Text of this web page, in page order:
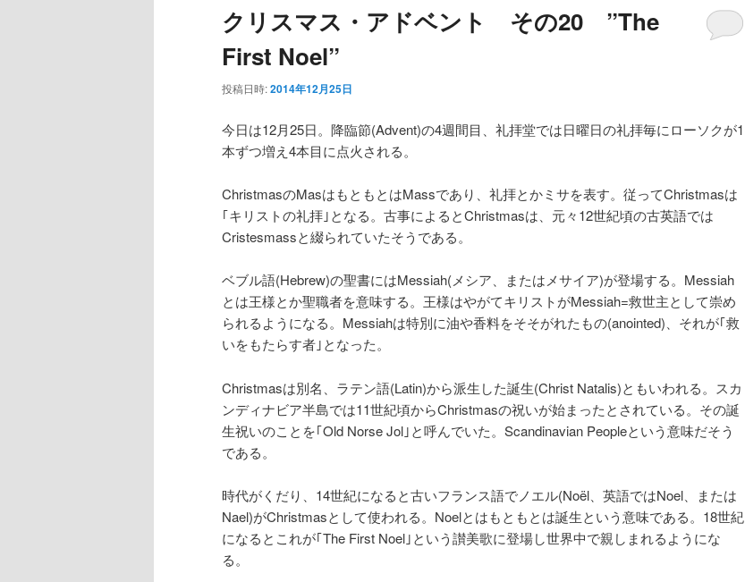
クリスマス・アドベント その20 ”The
First Noel”
投稿日時:2014年12月25日
今日は12月25日。降臨節(Advent)の4週間目、礼拝堂では日曜日の礼拝毎にローソクが1
本ずつ増え4本目に点火される。
ChristmasのMasはもともとはMassであり、礼拝とかミサを表す。従ってChristmasは
｢キリストの礼拝｣となる。古事によるとChristmasは、元々12世紀頃の古英語では
Cristesmassと綴られていたそうである。
ベブル語(Hebrew)の聖書にはMessiah(メシア、またはメサイア)が登場する。Messiah
とは王様とか聖職者を意味する。王様はやがてキリストがMessiah=救世主として崇め
られるようになる。Messiahは特別に油や香料をそそがれたもの(anointed)、それが｢救
いをもたらす者｣となった。
Christmasは別名、ラテン語(Latin)から派生した誕生(Christ Natalis)ともいわれる。スカ
ンディナビア半島では11世紀頃からChristmasの祝いが始まったとされている。その誕
生祝いのことを｢Old Norse Jol｣と呼んでいた。Scandinavian Peopleという意味だそう
である。
時代がくだり、14世紀になると古いフランス語でノエル(Noël、英語ではNoel、または
Nael)がChristmasとして使われる。Noelとはもともとは誕生という意味である。18世紀
になるとこれが｢The First Noel｣という讃美歌に登場し世界中で親しまれるようにな
る。